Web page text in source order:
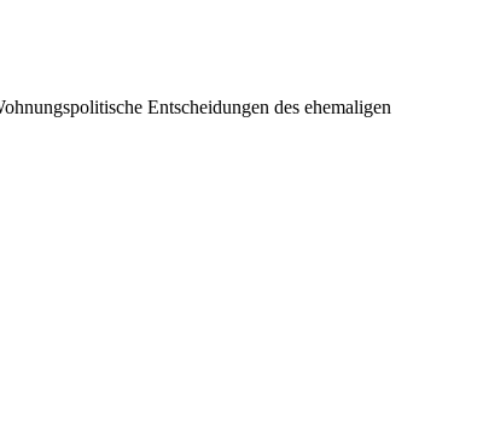
Entscheidungen des ehemaligen